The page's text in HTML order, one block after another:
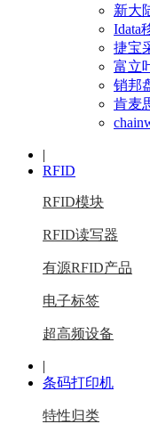
新大
Idata
捷宝
富立
销邦
肯麦
|
RFID
RFID模块
RFID读写器
有源RFID产品
电子标签
超高频设备
|
条码打印机
特性归类